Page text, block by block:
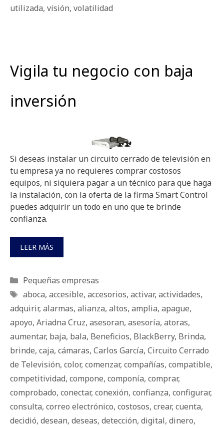
utilizada, visión, volatilidad
Vigila tu negocio con baja
inversión
Si deseas instalar un circuito cerrado de televisión en
tu empresa ya no requieres comprar costosos
equipos, ni siquiera pagar a un técnico para que haga
la instalación, con la oferta de la firma Smart Control
puedes adquirir un todo en uno que te brinde
confianza.
LEER MÁS
Categorías
Pequeñas empresas
Etiquetas
aboca, accesible, accesorios, activar, actividades,
adquirir, alarmas, alianza, altos, amplia, apague,
apoyo, Ariadna Cruz, asesoran, asesoría, atoras,
aumentar, baja, bala, Beneficios, BlackBerry, Brinda,
brinde, caja, cámaras, Carlos García, Circuito Cerrado
de Televisión, color, comenzar, compañías, compatible,
competitividad, compone, componía, comprar,
comprobado, conectar, conexión, confianza, configurar,
consulta, correo electrónico, costosos, crear, cuenta,
decidió, desean, deseas, detección, digital, dinero,